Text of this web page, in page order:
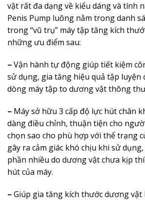
vật rất đa dạng về kiểu dáng và tính
Penis Pump luông nằm trong danh
trong “vũ trụ” máy tập tăng kích
những ưu điểm sau:
–Vận hành tự động giúp tiết kiệm
sử dụng, gia tăng hiệu quả tập luyện
dòng máy tập to dương vật thông
– Máy sở hữu 3 cấp độ lực hút chân
dàng điều chỉnh, thuận tiện cho
chọn sao cho phù hợp với thể trạng
gây ra cảm giác khó chịu khi sử
phần nhiều do dương vật chưa kịp
hút của máy.
–Giúp gia tăng kích thước dương vật